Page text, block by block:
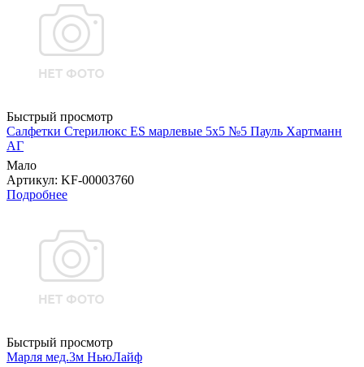
Быстрый просмотр
Салфетки Стерилюкс ES марлевые 5х5 №5 Пауль Хартманн
AГ
Мало
Артикул: KF-00003760
Подробнее
Быстрый просмотр
Марля мед.3м НьюЛайф